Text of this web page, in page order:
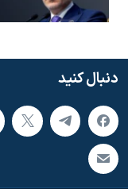
دنبال کنید